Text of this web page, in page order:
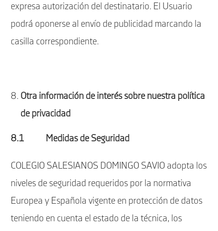
expresa autorización del destinatario. El Usuario
podrá oponerse al envío de publicidad marcando la
casilla correspondiente.
Otra información de interés sobre nuestra política
de privacidad
8.1 Medidas de Seguridad
COLEGIO SALESIANOS DOMINGO SAVIO adopta los
niveles de seguridad requeridos por la normativa
Europea y Española vigente en protección de datos
teniendo en cuenta el estado de la técnica, los